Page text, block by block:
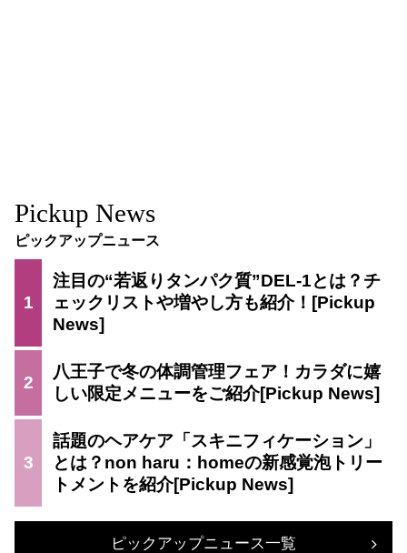
Pickup News
ピックアップニュース
1
注目の“若返りタンパク質”DEL-1とは？チ
ェックリストや増やし方も紹介！
2
八王子で冬の体調管理フェア！カラダに嬉
しい限定メニューをご紹介
3
話題のヘアケア「スキニフィケーション」
とは？non haru：homeの新感覚泡トリー
トメントを紹介
ピックアップニュース一覧